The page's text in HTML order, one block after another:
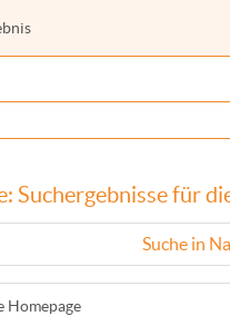
Suchergebnisse für
Suche in
Homepage